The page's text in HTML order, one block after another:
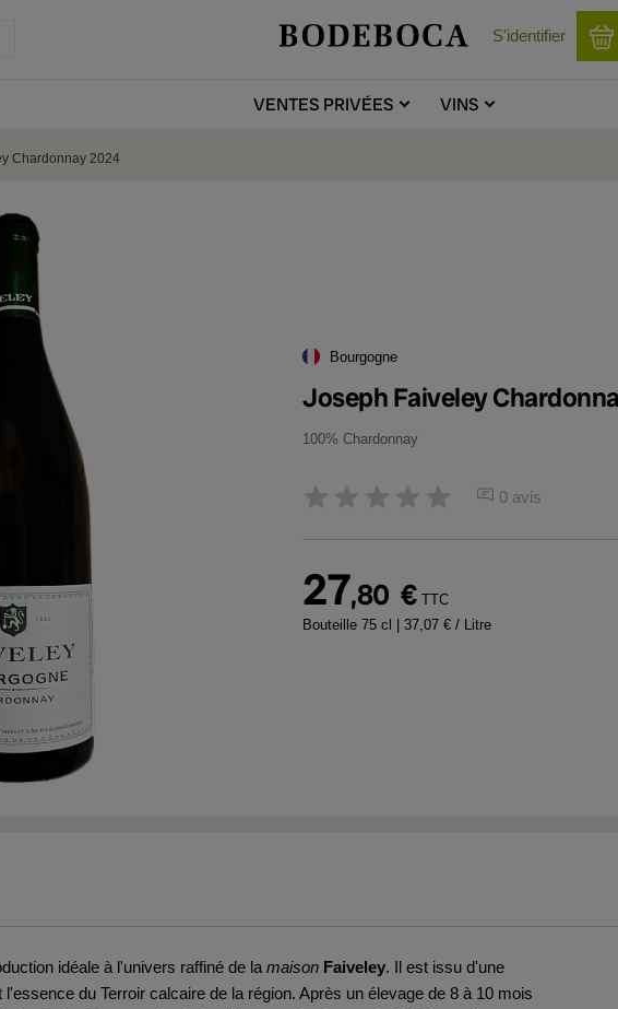
S'identifier
VENTES PRIVÉES VINS
Chardonnay 2024
Bourgogne
Joseph Faiveley
100% Chardonnay
0 avis
27,80 € TTC
Bouteille 75 cl | 37,07 € / Litre
idéale à l'univers raffiné de la maison Faiveley. Il est issu d'une
du Terroir calcaire de la région. Après un élevage de 8 à 10 mois